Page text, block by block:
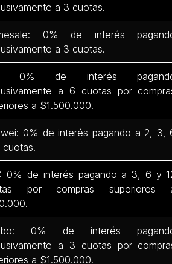
a 3 cuotas.
0% de interés
a 3 cuotas.
0% de interés
a 6 cuotas por
a $1.500.000.
0% de interés pagando a 2, 3,
cuotas.
0% de interés pagando a 3, 6 y
por compras superiores
0% de interés
a 3 cuotas por
a $1.500.000.